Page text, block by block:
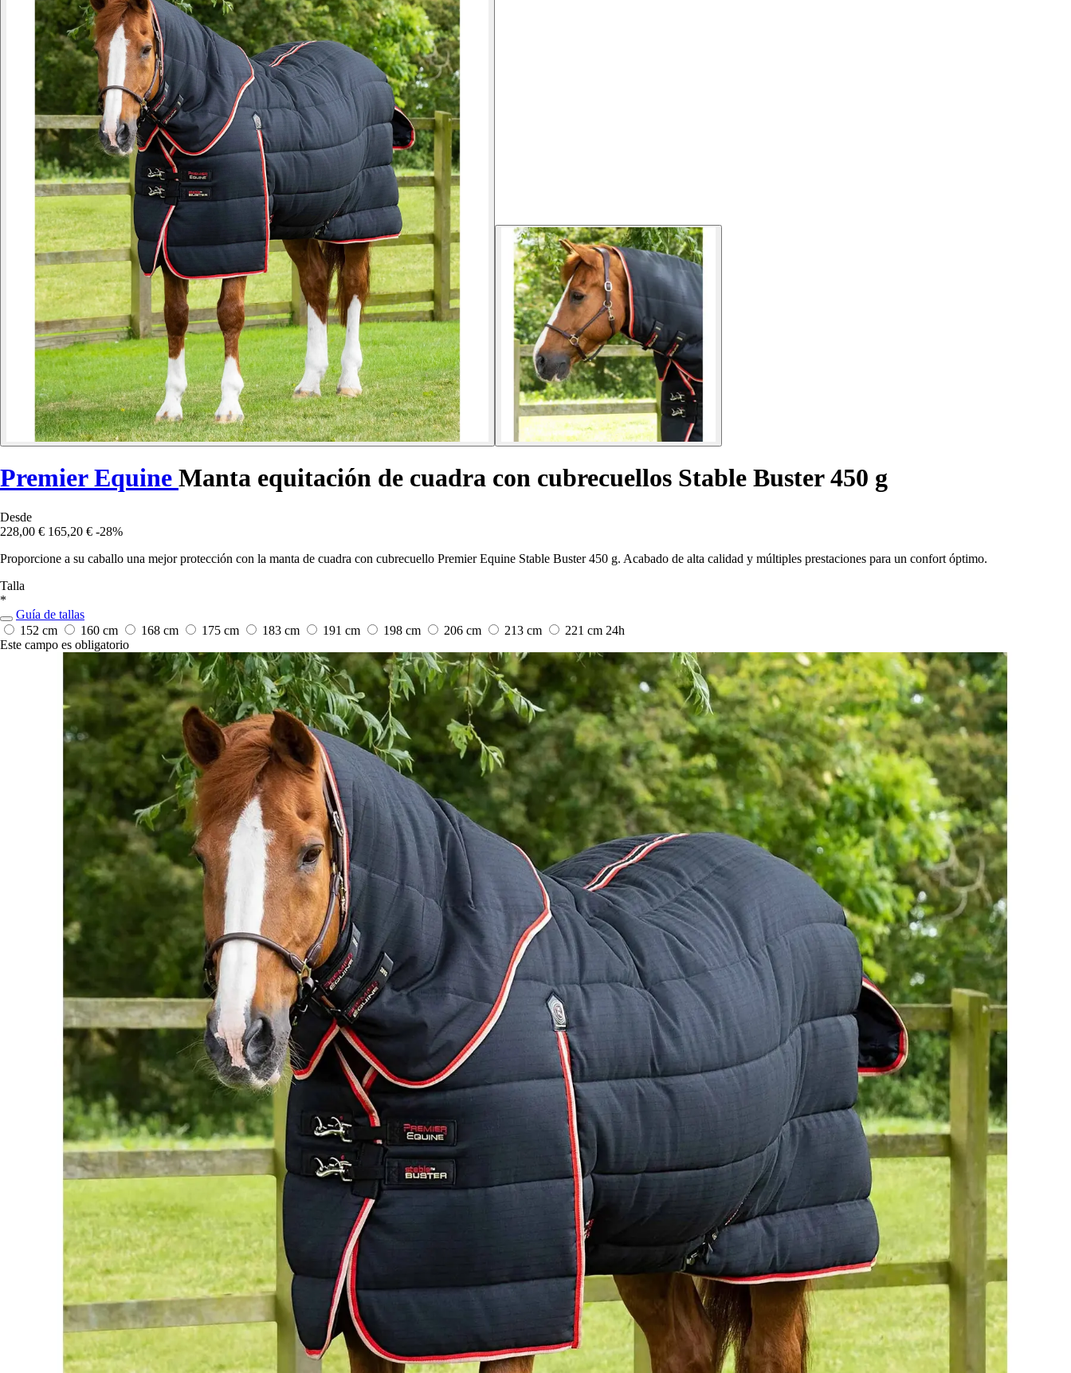
Premier Equine Manta equitación de cuadra con cubrecuellos Stable Buster 450 g
Desde
228,00 € 165,20 € -28%
Proporcione a su caballo una mejor protección con la manta de cuadra con cubrecuello Premier Equine Stable Buster 450 g. Acabado de alta calidad y múltiples prestaciones para un confort óptimo.
Talla
*
Guía de tallas
152 cm
160 cm 168 cm 175 cm 183 cm 191 cm 198 cm 206 cm 213 cm 221 cm 24h
Este campo es obligatorio